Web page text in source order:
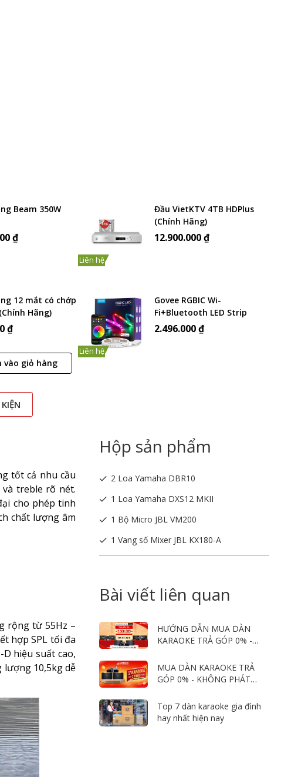
Beam 350W
₫
Liên hệ
Đầu VietKTV 4TB HDPlus
(Chính Hãng)
12.900.000 ₫
12 mắt có chớp
Hãng)
₫
vào giỏ hàng
Liên hệ
Govee RGBIC Wi-
Fi+Bluetooth LED Strip
Lights H6143
2.496.000 ₫
tốt cả nhu cầu
treble rõ nét.
cho phép tinh
chất lượng âm
rộng từ 55Hz –
hợp SPL tối đa
hiệu suất cao,
lượng 10,5kg dễ
Hộp sản phẩm
2 Loa Yamaha DBR10
1 Loa Yamaha DXS12 MKII
1 Bộ Micro JBL VM200
1 Vang số Mixer JBL KX180-A
Bài viết liên quan
HƯỚNG DẪN MUA DÀN
KARAOKE TRẢ GÓP 0% -
MUA DÀN KARAOKE TRẢ
GÓP 0% - KHÔNG PHÁT
Top 7 dàn karaoke gia đình
hay nhất hiện nay